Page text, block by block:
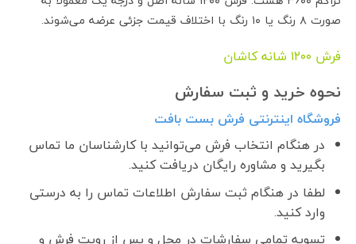
صورت ۸ رنگ یا ۱۰ رنگ با اختلاف قیمت جزئی عرضه می‌شوند.
فرش ١٢٠٠ شانه کاشان
نحوه خرید و ثبت سفارش
فروشگاه اینترنتی فرش بست بافت
در هنگام انتخاب فرش می‌توانید با کارشناسان ما تماس
بگیرید و مشاوره رایگان دریافت کنید.
لطفا در هنگام ثبت سفارش اطلاعات تماس را به درستی
وارد کنید.
تسویه تمامی سفارشات در محل و پس از رویت فرش و